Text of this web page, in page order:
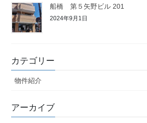
船橋 第５矢野ビル 201
2024年9月1日
カテゴリー
物件紹介
アーカイブ